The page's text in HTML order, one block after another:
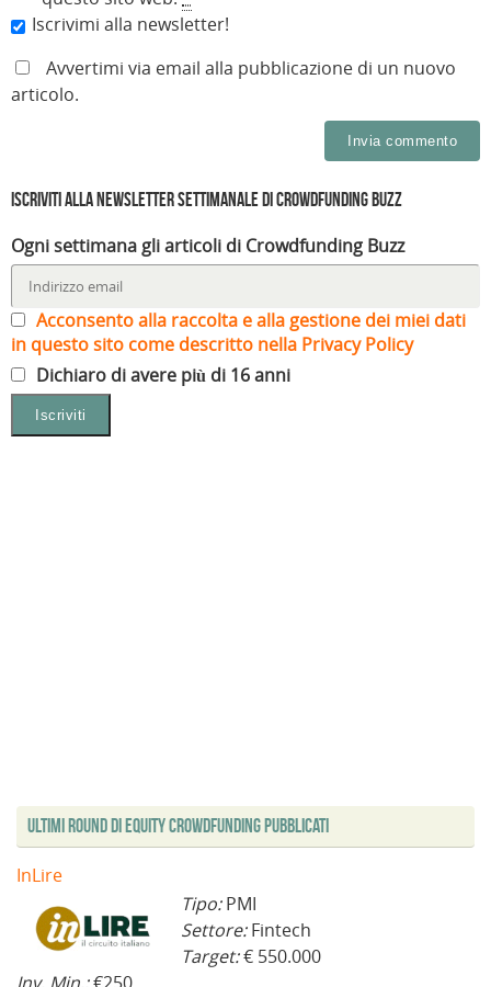
Iscrivimi alla newsletter!
Avvertimi via email alla pubblicazione di un nuovo
articolo.
Iscriviti alla Newsletter settimanale di Crowdfunding Buzz
Ogni settimana gli articoli di Crowdfunding Buzz
Acconsento alla raccolta e alla gestione dei miei dati
in questo sito come descritto nella Privacy Policy
Dichiaro di avere più di 16 anni
Ultimi Round di Equity Crowdfunding Pubblicati
InLire
Tipo:PMI
Settore:Fintech
Target:€ 550.000